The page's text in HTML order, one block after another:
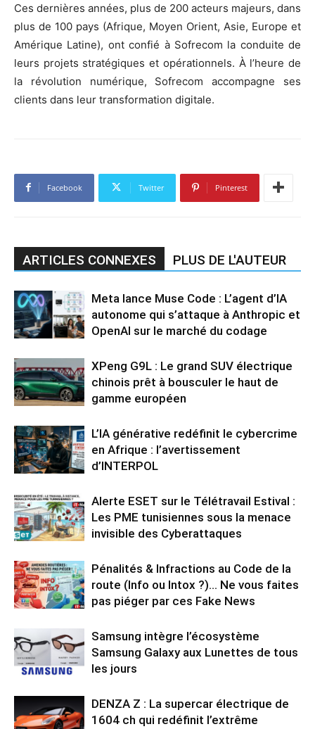
Ces dernières années, plus de 200 acteurs majeurs, dans
plus de 100 pays (Afrique, Moyen Orient, Asie, Europe et
Amérique Latine), ont confié à Sofrecom la conduite de
leurs projets stratégiques et opérationnels. À l’heure de
la révolution numérique, Sofrecom accompagne ses
clients dans leur transformation digitale.
Facebook Twitter Pinterest
ARTICLES CONNEXES PLUS DE L'AUTEUR
Meta lance Muse Code : L’agent d’IA
autonome qui s’attaque à Anthropic et
OpenAI sur le marché du codage
XPeng G9L : Le grand SUV électrique
chinois prêt à bousculer le haut de
gamme européen
L’IA générative redéfinit le cybercrime
en Afrique : l’avertissement
d’INTERPOL
Alerte ESET sur le Télétravail Estival :
Les PME tunisiennes sous la menace
invisible des Cyberattaques
Pénalités & Infractions au Code de la
route (Info ou Intox ?)… Ne vous faites
pas piéger par ces Fake News
Samsung intègre l’écosystème
Samsung Galaxy aux Lunettes de tous
les jours
DENZA Z : La supercar électrique de
1604 ch qui redéfinit l’extrême